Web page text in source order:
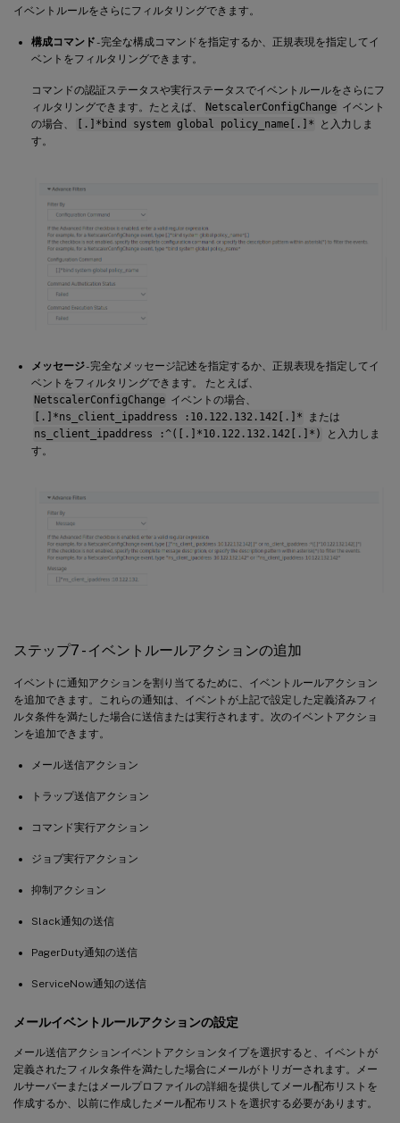
イベントルールをさらにフィルタリングできます。
構成コマンド- 完全な構成コマンドを指定するか、正規表現を指定してイ
ベントをフィルタリングできます。
コマンドの認証ステータスや実行ステータスでイベントルールをさらにフ
ィルタリングできます。たとえば、
NetscalerConfigChange イベント
の場合、
[.]*bind system global policy_name[.]*
と入力しま
す。
メッセージ- 完全なメッセージ記述を指定するか、正規表現を指定してイ
ベントをフィルタリングできます。 たとえば、
NetscalerConfigChange イベントの場合、
[.]*ns_client_ipaddress :10.122.132.142[.]*
または
ns_client_ipaddress :^([.]*10.122.132.142[.]*)
と入力しま
す。
ステップ7 - イベントルールアクションの追加
イベントに通知アクションを割り当てるために、イベントルールアクション
を追加できます。これらの通知は、イベントが上記で設定した定義済みフィ
ルタ条件を満たした場合に送信または実行されます。次のイベントアクショ
ンを追加できます。
メール送信アクション
トラップ送信アクション
コマンド実行アクション
ジョブ実行アクション
抑制アクション
Slack通知の送信
PagerDuty通知の送信
ServiceNow通知の送信
メールイベントルールアクションの設定
メール送信アクションイベントアクションタイプを選択すると、イベントが
定義されたフィルタ条件を満たした場合にメールがトリガーされます。メー
ルサーバーまたはメールプロファイルの詳細を提供してメール配布リストを
作成するか、以前に作成したメール配布リストを選択する必要があります。